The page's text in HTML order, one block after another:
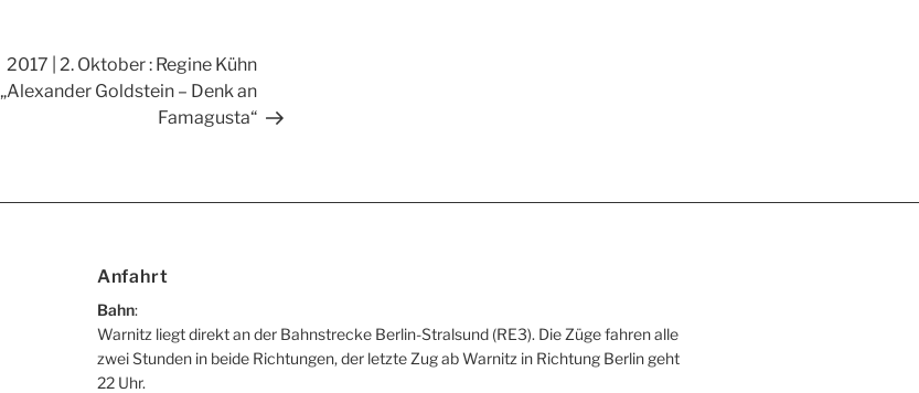
Nächster
Beitrag
2017 | 2. Oktober : Regine Kühn
„Alexander Goldstein – Denk an
Famagusta“
Anfahrt
Bahn:
Warnitz liegt direkt an der Bahnstrecke Berlin-Stralsund (RE3). Die Züge fahren alle
zwei Stunden in beide Richtungen, der letzte Zug ab Warnitz in Richtung Berlin geht
22 Uhr.